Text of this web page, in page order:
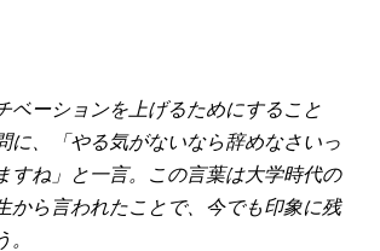
ベーションを上げるためにすること
に、「やる気がないなら辞めなさいっ
すね」と一言。この言葉は大学時代の
から言われたことで、今でも印象に残
。